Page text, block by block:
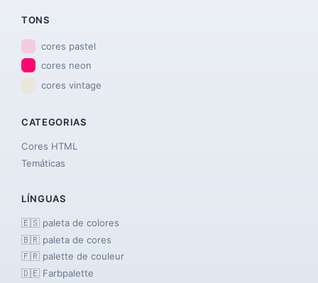
TONS
cores pastel
cores neon
cores vintage
CATEGORIAS
Cores HTML
Temáticas
LÍNGUAS
🇪🇸 paleta de colores
🇧🇷 paleta de cores
🇫🇷 palette de couleur
🇩🇪 Farbpalette